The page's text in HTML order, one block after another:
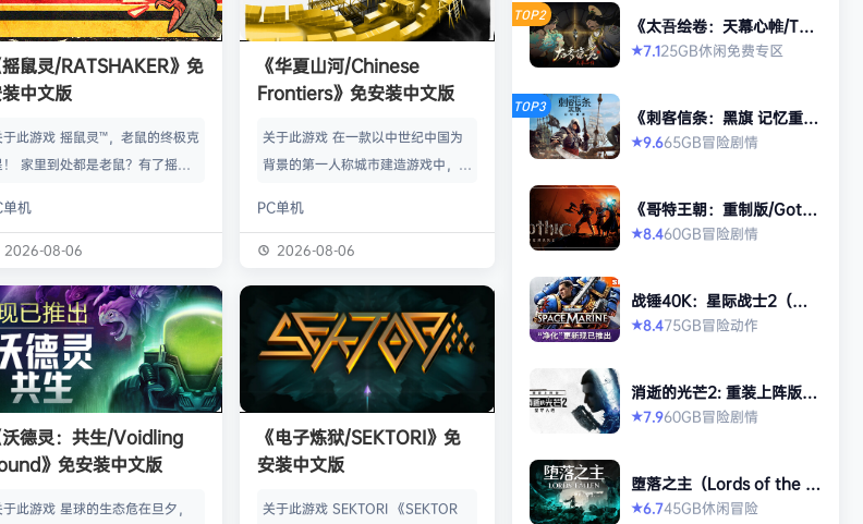
的到来。 故事 数年前，在公会还
有调查过的未踏足领域“封禁之地”
边境上，一名少年“纳塔”获救。
会根…
种特殊攻击！“REV武技”、“REV加
速”，还有S.P.G.区…
摇鼠灵/RATSHAKER》免
中文版
于此游戏 摇鼠灵™，老鼠的终极克
！ 家里到处都是老鼠？有了摇鼠
所有不速之客！拿在手上大力摇，
的交给摇鼠灵™就行了。不用夹
丢死老鼠！ 有了摇鼠灵™，一切尽
握！把那只老鼠摇到服从，看着
条”填满。摇得多了，就能慢慢彻
底解决你的问题了。摇鼠灵™起效
，用法简单，效果绝佳，让你的烦
瞬间无影无踪。 为什么选择摇鼠
™？ 轻松…
单机
2026-08-06
《华夏山河/Chinese
Frontiers》免安装中文版
关于此游戏 在一款以中世纪中国为
背景的第一人称城市建造游戏中，规
的工匠起步，循序渐进地规划、生产
并筑起宏伟建筑。管理村民，搭建生
的节奏繁荣发展——无压力，并享受
精巧系统带来的成就感。 探索三大
区域——山间隘口、沙漠平原与肥沃
河谷——各自拥有独特资源、挑战与
令人忍不住截图的景致。地貌不仅是
背景；它会塑造你的策略与可达成的
目标。发掘古老工…
PC单机
2026-08-06
沃德灵：共生/Voidling
》免安装中文版
此游戏 星球的生态危在旦夕，
《电子炼狱/SEKTORI》免
安装中文版
关于此游戏 SEKTORI 《SEKTOR
TOP2
《太吾绘卷：天幕心帷/The
Scroll of Taiwu : Beyond
The Dom》免安装中文版
★7.125GB休闲免费专区
TOP3
《刺客信条：黑旗 记忆重
置-虚拟机版/Assassin’s Cr
eed Black Flag Resynced
★9.665GB冒险剧情
《哥特王朝：重制版/Gothi
c 1 Remake》免安装中文
版
★8.460GB冒险剧情
战锤40K：星际战士2（Wa
rhammer 40,000: Space
Marine 2）免安装中文版
★8.475GB冒险动作
消逝的光芒2: 重装上阵版
（Dying Light 2 Stay Hu
man: Reloaded Edition）
★7.960GB冒险剧情
堕落之主（Lords of the F
allen）免安装中文版
★6.745GB休闲冒险